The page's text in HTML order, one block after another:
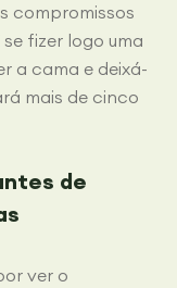
compromissos
fizer logo uma
a cama e deixá-
mais de cinco
de
ver o